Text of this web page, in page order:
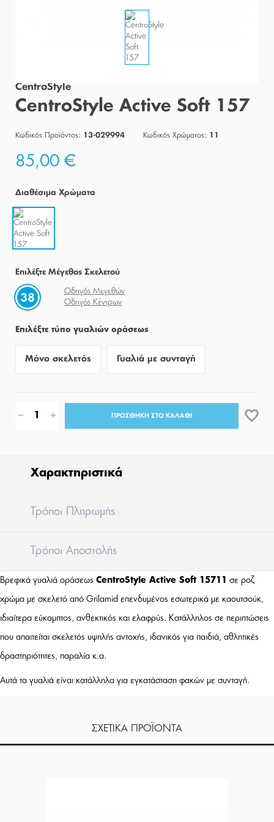
CentroStyle
CentroStyle Active Soft 157
Κωδικός Προϊόντος: 13-029994 Κωδικός Χρώματος: 11
85,00 €
Διαθέσιμα Χρώματα
Eπιλέξτε Μέγεθος Σκελετού
38
Οδηγός Μεγεθών
Οδηγός Κέντρων
Επιλέξτε τύπο γυαλιών οράσεως
Μόνο σκελετός Γυαλιά με συνταγή
ΠΡΟΣΘΗΚΗ ΣΤΟ ΚΑΛΑΘΙ
Βρεφικά γυαλιά οράσεως CentroStyle Active Soft 15711 σε ροζ
χρώμα με σκελετό από Grilamid επενδυμένος εσωτερικά με καουτσούκ,
ιδιαίτερα εύκαμπτος, ανθεκτικός και ελαφρύς. Κατάλληλος σε περιπτώσεις
που απαιτείται σκελετός υψηλής αντοχής, ιδανικός για παιδιά, αθλητικές
δραστηριότητες, παραλία κ.α.
Αυτά τα γυαλιά είναι κατάλληλα για εγκατάσταση φακών με συνταγή.
Χαρακτηριστικά
Tρόποι Πληρωμής
Tρόποι Aποστολής
ΣΧΕΤΙΚΑ ΠΡΟΪΟΝΤΑ